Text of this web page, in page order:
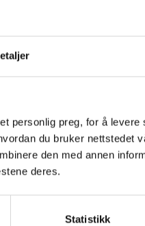
personlig preg, for å
du bruker nettstedet
den med annen
deres.
Statistikk
arbeidet.
2025-05-19
07:45